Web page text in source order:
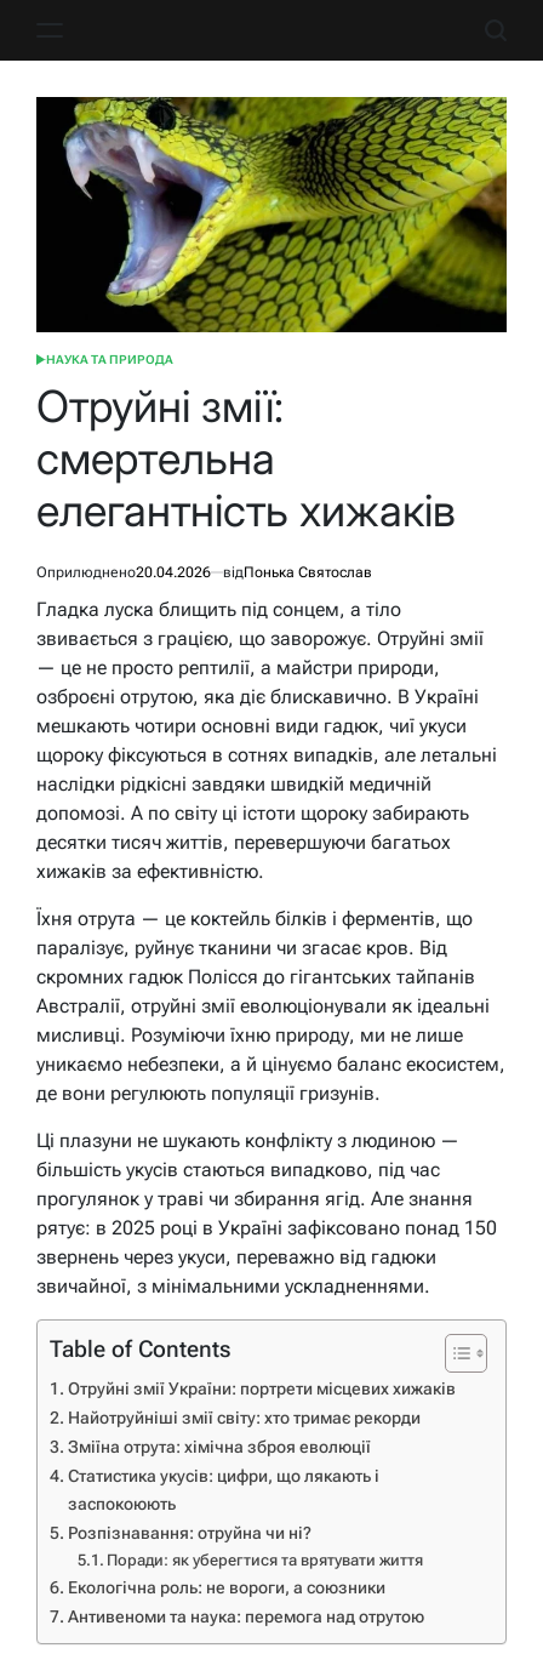
ОПУБЛІКУВАТИ
НАУКА ТА ПРИРОДА
Отруйні змії:
смертельна
елегантність хижаків
Оприлюднено20.04.2026 відПонька Святослав
Гладка луска блищить під сонцем, а тіло
звивається з грацією, що заворожує. Отруйні змії
— це не просто рептилії, а майстри природи,
озброєні отрутою, яка діє блискавично. В Україні
мешкають чотири основні види гадюк, чиї укуси
щороку фіксуються в сотнях випадків, але летальні
наслідки рідкісні завдяки швидкій медичній
допомозі. А по світу ці істоти щороку забирають
десятки тисяч життів, перевершуючи багатьох
хижаків за ефективністю.
Їхня отрута — це коктейль білків і ферментів, що
паралізує, руйнує тканини чи згасає кров. Від
скромних гадюк Полісся до гігантських тайпанів
Австралії, отруйні змії еволюціонували як ідеальні
мисливці. Розуміючи їхню природу, ми не лише
уникаємо небезпеки, а й цінуємо баланс екосистем,
де вони регулюють популяції гризунів.
Ці плазуни не шукають конфлікту з людиною —
більшість укусів стаються випадково, під час
прогулянок у траві чи збирання ягід. Але знання
рятує: в 2025 році в Україні зафіксовано понад 150
звернень через укуси, переважно від гадюки
звичайної, з мінімальними ускладненнями.
Table of Contents
Отруйні змії України: портрети місцевих хижаків
Найотруйніші змії світу: хто тримає рекорди
Зміїна отрута: хімічна зброя еволюції
Статистика укусів: цифри, що лякають і
заспокоюють
Розпізнавання: отруйна чи ні?
Поради: як уберегтися та врятувати життя
Екологічна роль: не вороги, а союзники
Антивеноми та наука: перемога над отрутою